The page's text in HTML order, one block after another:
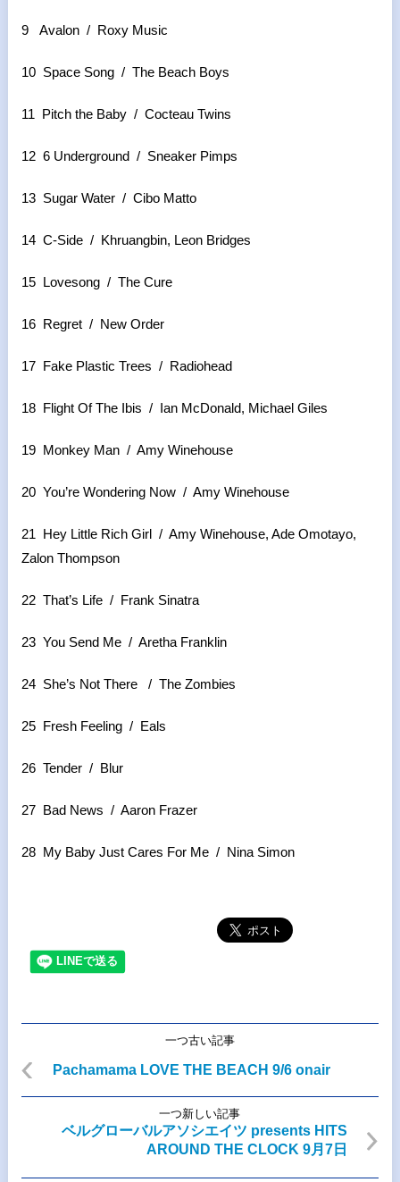
9 Avalon / Roxy Music
10 Space Song / The Beach Boys
11 Pitch the Baby / Cocteau Twins
12 6 Underground / Sneaker Pimps
13 Sugar Water / Cibo Matto
14 C-Side / Khruangbin, Leon Bridges
15 Lovesong / The Cure
16 Regret / New Order
17 Fake Plastic Trees / Radiohead
18 Flight Of The Ibis / Ian McDonald, Michael Giles
19 Monkey Man / Amy Winehouse
20 You’re Wondering Now / Amy Winehouse
21 Hey Little Rich Girl / Amy Winehouse, Ade Omotayo,
Zalon Thompson
22 That’s Life / Frank Sinatra
23 You Send Me / Aretha Franklin
24 She’s Not There / The Zombies
25 Fresh Feeling / Eals
26 Tender / Blur
27 Bad News / Aaron Frazer
28 My Baby Just Cares For Me / Nina Simon
一つ古い記事
Pachamama LOVE THE BEACH 9/6 onair
一つ新しい記事
ベルグローバルアソシエイツ presents HITS
AROUND THE CLOCK 9月7日